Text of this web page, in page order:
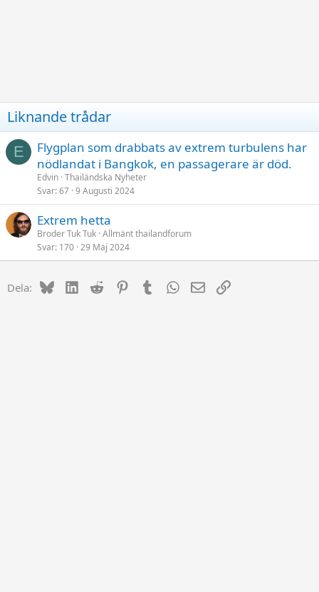
Liknande trådar
E
Flygplan som drabbats av extrem turbulens har
nödlandat i Bangkok, en passagerare är död.
Edvin Thailändska Nyheter
Svar 67 9 Augusti 2024
Extrem hetta
Broder Tuk Tuk Allmänt thailandforum
Svar 170 29 Maj 2024
Dela: BlueskyLinkedIn
Reddit PinterestTumblrWhatsApp
E-postLänk